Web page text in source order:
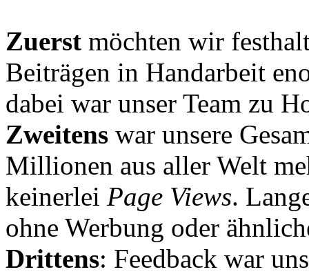
Zuerst möchten wir
Beiträgen in Handarbeit
dabei war unser Team zu
Zweitens war unsere
Millionen aus aller Welt
keinerlei Page Views.
ohne Werbung oder
Drittens: Feedback war